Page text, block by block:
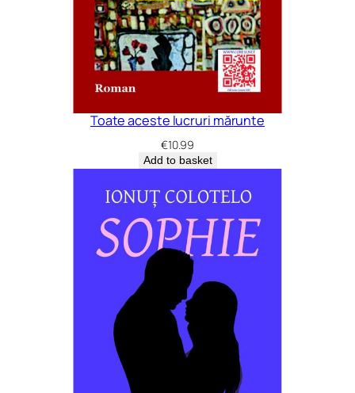
Toate aceste lucruri mărunte
€10.99
Add to basket